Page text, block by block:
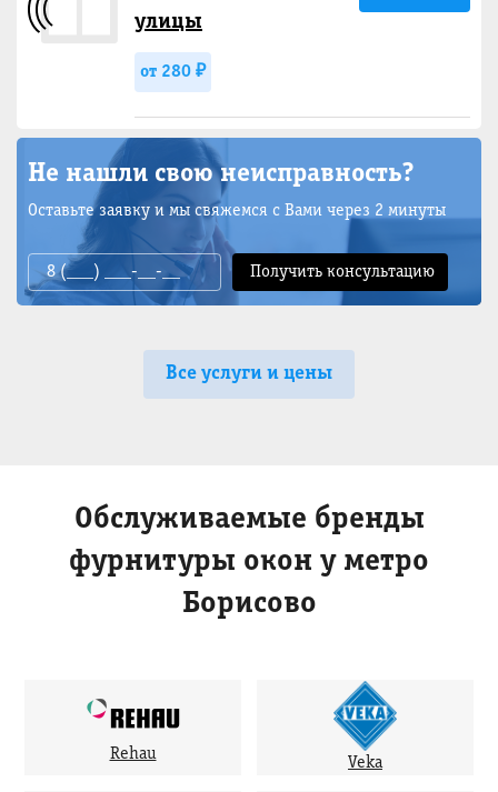
улицы
от 280 ₽
Не нашли свою неисправность?
Оставьте заявку и мы свяжемся с Вами через 2 минуты
Все услуги и цены
Обслуживаемые бренды
фурнитуры окон у метро
Борисово
Rehau
Veka